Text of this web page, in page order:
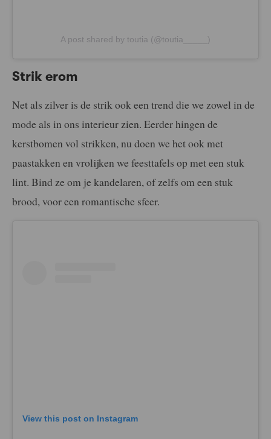
A post shared by toutia (@toutia_____)
Strik erom
Net als zilver is de strik ook een trend die we zowel in de
mode als in ons interieur zien. Eerder hingen de
kerstbomen vol strikken, nu doen we het ook met
paastakken en vrolijken we feesttafels op met een stuk
lint. Bind ze om je kandelaren, of zelfs om een stuk
brood, voor een romantische sfeer.
View this post on Instagram